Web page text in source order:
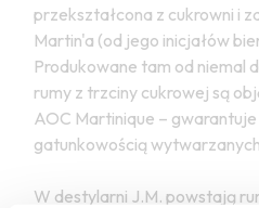
przekształcona z cukrowni i
Martin'a (od jego inicjałów
Produkowane tam od niemal
rumy z trzciny cukrowej są
AOC Martinique –
gatunkowością
W destylarni J.M. powstają